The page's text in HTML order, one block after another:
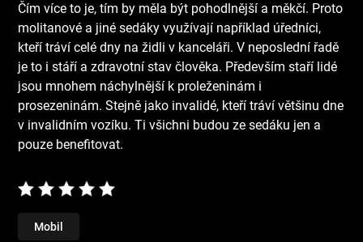
Čím více to je, tím by měla být pohodlnější a měkčí. Proto
molitanové a jiné sedáky využívají například úředníci,
kteří tráví celé dny na židli v kanceláři.V neposlední řadě
je to i stáří a zdravotní stav člověka. Především staří lidé
jsou mnohem náchylnější k proleženinám i
prosezeninám. Stejně jako invalidé, kteří tráví většinu dne
v invalidním vozíku. Ti všichni budou ze sedáku jen a
pouze benefitovat.
Mobil